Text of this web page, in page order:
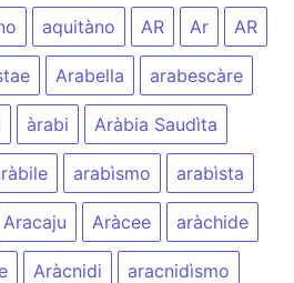
aquitàno AR Ar AR
Arabella arabescàre
àrabi Aràbia Saudìta
arabìsmo arabìsta
Aracaju Aràcee aràchide
Aràcnidi aracnidìsmo